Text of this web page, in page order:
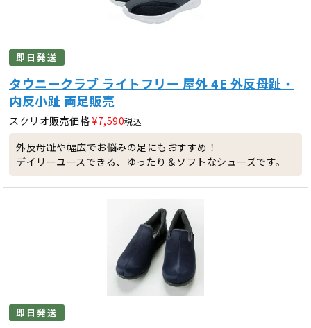
即日発送
タウニークラブ ライトフリー 屋外 4E 外反母趾・
内反小趾 両足販売
スクリオ販売価格 ¥7,590税込
外反母趾や幅広でお悩みの足にもおすすめ！
デイリーユースできる、ゆったり＆ソフトなシューズです。
即日発送